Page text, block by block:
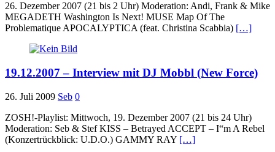
26. Dezember 2007 (21 bis 2 Uhr) Moderation: Andi, Frank & Mike
MEGADETH Washington Is Next! MUSE Map Of The
Problematique APOCALYPTICA (feat. Christina Scabbia) […]
19.12.2007 – Interview mit DJ Mobbl (New Force)
26. Juli 2009 Seb 0
ZOSH!-Playlist: Mittwoch, 19. Dezember 2007 (21 bis 24 Uhr)
Moderation: Seb & Stef KISS – Betrayed ACCEPT – I“m A Rebel
(Konzertrückblick: U.D.O.) GAMMY RAY […]